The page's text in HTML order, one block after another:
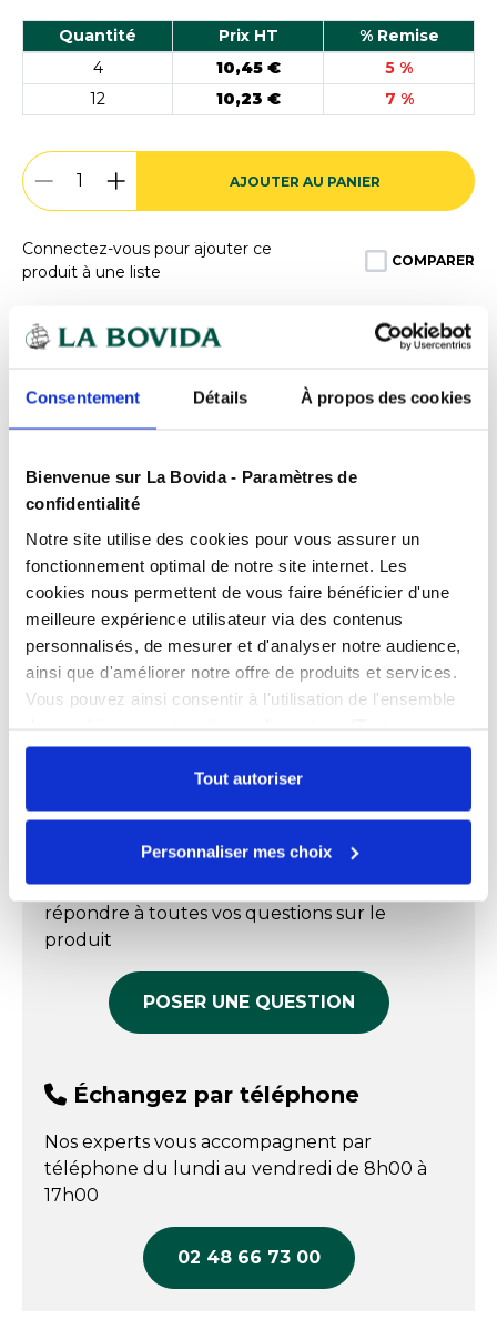
Consentement Détails À propos des cookies
Bienvenue sur La Bovida - Paramètres de
confidentialité
Notre site utilise des cookies pour vous assurer un
fonctionnement optimal de notre site internet. Les
cookies nous permettent de vous faire bénéficier d'une
meilleure expérience utilisateur via des contenus
personnalisés, de mesurer et d'analyser notre audience,
ainsi que d'améliorer notre offre de produits et services.
Vous pouvez ainsi consentir à l'utilisation de l'ensemble
autoriser". Cependant, si vous ne souhaitez autoriser que
certains types de cookies, veuillez cliquer sur
"Personnaliser mes choix".
Tout autoriser
Personnaliser mes choix
Quantité Prix HT
% Remise
4
10,45 €
5 %
12
10,23 € 7 %
AJOUTER AU PANIER
Connectez-vous pour ajouter ce
produit à une liste
COMPARER
Expéditionrapide
Présentation
Faux fond en PP armature époxy pour manne carita
d'une hauteur de 6,5 cm, pour un effet de masse.
Caractéristiques
Contact alimentaire oui
Couleur
38 cm
Poids
Documents téléchargeables
Échangez par écrit
Nos experts sont disponibles par écrit pour
répondre à toutes vos questions sur le
produit
POSER UNE QUESTION
Échangez par téléphone
Nos experts vous accompagnent par
téléphone du lundi au vendredi de 8h00 à
17h00
02 48 66 73 00